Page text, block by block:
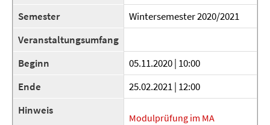
Semester
Wintersemester 2020/2021
Veranstaltungsumfang
Beginn
05.11.2020 | 10:00
Ende
25.02.2021 | 12:00
Hinweis
Modulprüfung im MA